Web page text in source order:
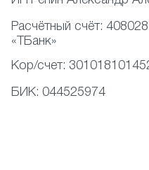
Расчётный счёт:
«ТБанк»
Кор/счет:
БИК: 044525974